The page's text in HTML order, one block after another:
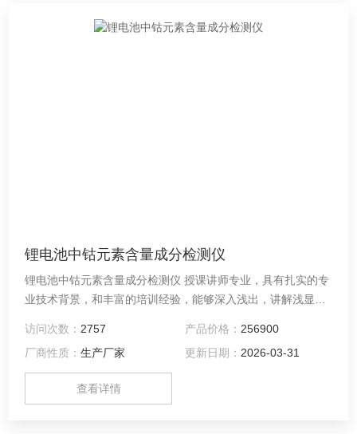
锂电池中钴元素含量成分检测仪
锂电池中钴元素含量成分检测仪 授课讲师专业，具有扎实的专
业技术背景，和丰富的培训经验，能够深入浅出，讲解浅显易
学和全面。保证培训效果，考核合格后颁发培训合格证书。
访问次数： 2757 产品价格： 256900
厂商性质：生产厂家 更新日期： 2026-03-31
查看详情